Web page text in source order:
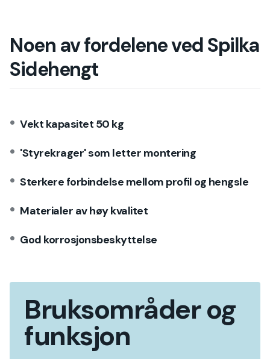
Noen av fordelene ved Spilka
Sidehengt
Vekt kapasitet 50 kg
'Styrekrager' som letter montering
Sterkere forbindelse mellom profil og hengsle
Materialer av høy kvalitet
God korrosjonsbeskyttelse
Bruksområder og
funksjon